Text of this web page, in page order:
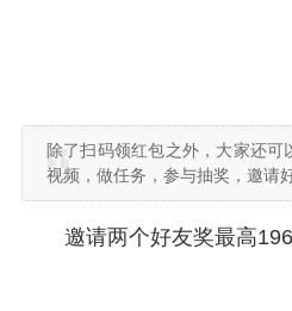
除了扫码领红包之外，大家还
视频，做任务，参与抽奖，邀请
邀请两个好友奖最高